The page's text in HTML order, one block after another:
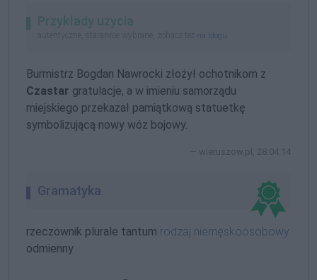
Przykłady użycia
autentyczne, starannie wybrane, zobacz też na blogu
Burmistrz Bogdan Nawrocki złożył ochotnikom z
Czastar gratulacje, a w imieniu samorządu
miejskiego przekazał pamiątkową statuetkę
symbolizującą nowy wóz bojowy.
wieruszow.pl, 28.04.14
Gramatyka
rzeczownik plurale tantum rodzaj niemęskoosobowy
odmienny